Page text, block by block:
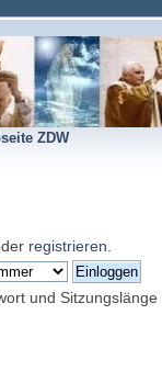
ZDW
registrieren
und Sitzungslänge